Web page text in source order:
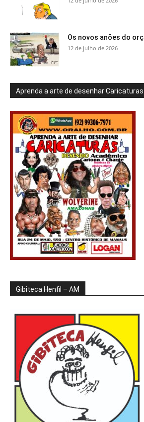
Os novos anões do
12 de julho de 2026
Aprenda a arte de desenhar Caricaturas
Gibiteca Henfil – AM